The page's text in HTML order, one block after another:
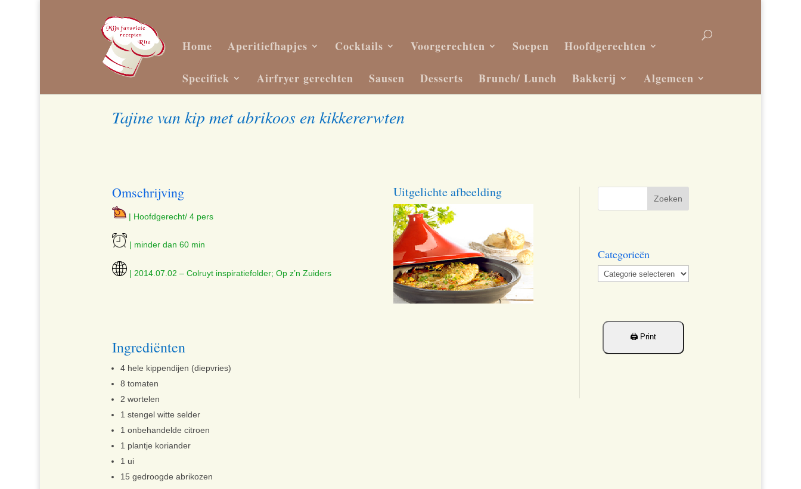
Home Aperitiefhapjes Cocktails Voorgerechten Soepen Hoofdgerechten
Specifiek Airfryer gerechten Sausen Desserts Brunch/ Lunch Bakkerij Algemeen
Tajine van kip met abrikoos en kikkererwten
Omschrijving
| Hoofdgerecht/ 4 pers
| minder dan 60 min
| 2014.07.02 – Colruyt inspiratiefolder; Op z’n Zuiders
Uitgelichte afbeelding
Ingrediënten
4 hele kippendijen (diepvries)
8 tomaten
2 wortelen
1 stengel witte selder
1 onbehandelde citroen
1 plantje koriander
1 ui
15 gedroogde abrikozen
Categorieën
Categorieën